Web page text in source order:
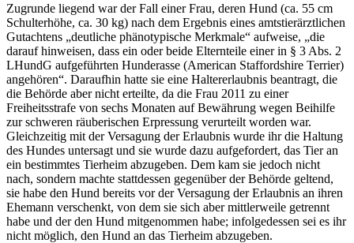
Zugrunde liegend war der Fall einer Frau, deren Hund (ca. 55 cm
Schulterhöhe, ca. 30 kg) nach dem Ergebnis eines amtstierärztlichen
Gutachtens „deutliche phänotypische Merkmale“ aufweise, „die
darauf hinweisen, dass ein oder beide Elternteile einer in § 3 Abs. 2
LHundG aufgeführten Hunderasse (American Staffordshire Terrier)
angehören“. Daraufhin hatte sie eine Haltererlaubnis beantragt, die
die Behörde aber nicht erteilte, da die Frau 2011 zu einer
Freiheitsstrafe von sechs Monaten auf Bewährung wegen Beihilfe
zur schweren räuberischen Erpressung verurteilt worden war.
Gleichzeitig mit der Versagung der Erlaubnis wurde ihr die Haltung
des Hundes untersagt und sie wurde dazu aufgefordert, das Tier an
ein bestimmtes Tierheim abzugeben. Dem kam sie jedoch nicht
nach, sondern machte stattdessen gegenüber der Behörde geltend,
sie habe den Hund bereits vor der Versagung der Erlaubnis an ihren
Ehemann verschenkt, von dem sie sich aber mittlerweile getrennt
habe und der den Hund mitgenommen habe; infolgedessen sei es ihr
nicht möglich, den Hund an das Tierheim abzugeben.